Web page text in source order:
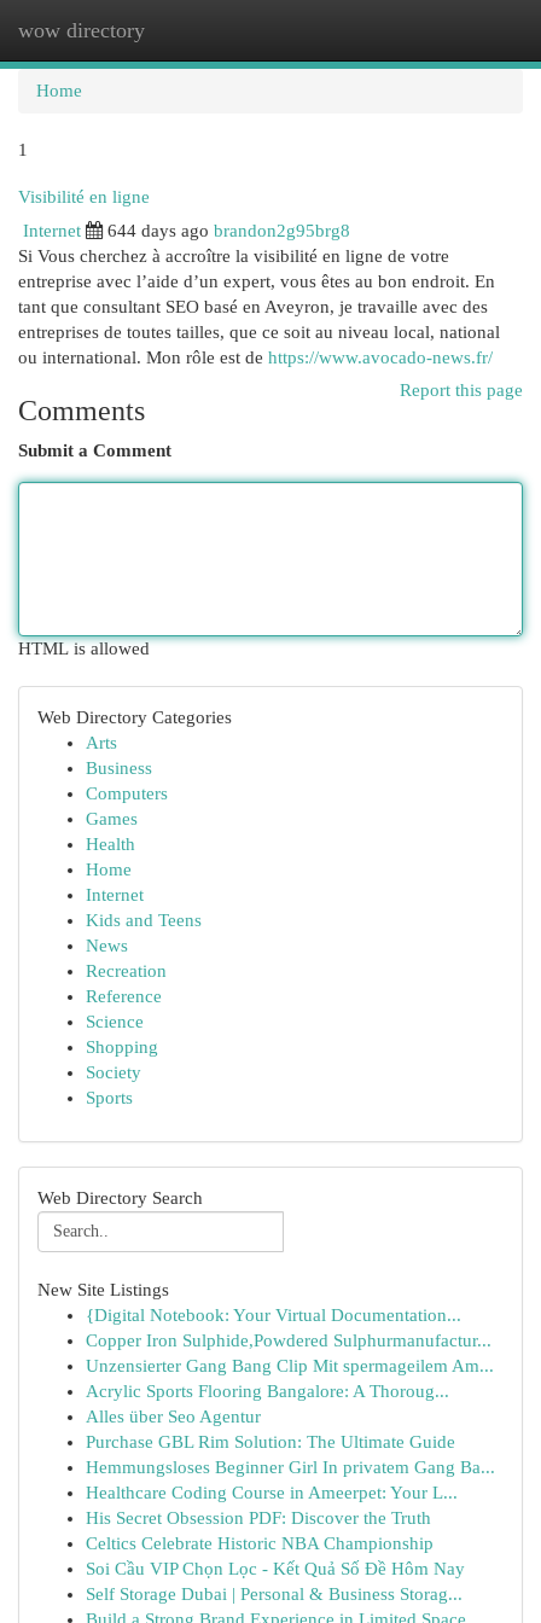
wow directory
Home
1
Visibilité en ligne
Internet
644 days ago brandon2g95brg8
Si Vous cherchez à accroître la visibilité en ligne de votre
entreprise avec l’aide d’un expert, vous êtes au bon endroit. En
tant que consultant SEO basé en Aveyron, je travaille avec des
entreprises de toutes tailles, que ce soit au niveau local, national
ou international. Mon rôle est de https://www.avocado-news.fr/
Report this page
Comments
Submit a Comment
HTML is allowed
Web Directory Categories
Arts
Business
Computers
Games
Health
Home
Internet
Kids and Teens
News
Recreation
Reference
Science
Shopping
Society
Sports
Web Directory Search
New Site Listings
{Digital Notebook: Your Virtual Documentation...
Copper Iron Sulphide,Powdered Sulphurmanufactur...
Unzensierter Gang Bang Clip Mit spermageilem Am...
Acrylic Sports Flooring Bangalore: A Thoroug...
Alles über Seo Agentur
Purchase GBL Rim Solution: The Ultimate Guide
Hemmungsloses Beginner Girl In privatem Gang Ba...
Healthcare Coding Course in Ameerpet: Your L...
His Secret Obsession PDF: Discover the Truth
Celtics Celebrate Historic NBA Championship
Soi Cầu VIP Chọn Lọc - Kết Quả Số Đề Hôm Nay
Self Storage Dubai | Personal & Business Storag...